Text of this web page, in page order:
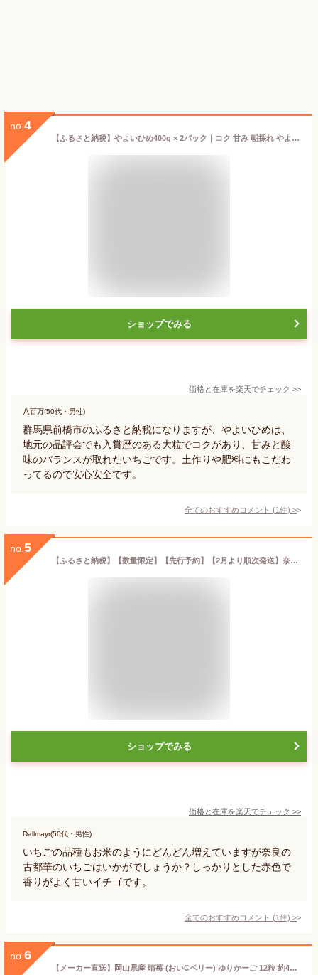
no. 4
【ふるさと納税】やよいひめ400g × 2パック｜コク 甘み 朝採れ やよいひめ 大粒 甘み 酸味 バランス 贈答用 新鮮 完熟 いちご 旬 苺 ストロベリー 産地直送 果汁 甘い あまい 人気 高評価 減農薬 美容 健康 旨味 高糖度 ごほうび 群馬県 前橋市 R3-26
ショップでみる
価格と在庫を楽天でチェック >>
八百万(50代・男性)
群馬県前橋市のふるさと納税になりますが、やよいひめは、
地元の品評会でも入賞歴のある大粒でコクがあり、甘みと酸
味のバランスが取れたいちごです。土作りや肥料にもこだわ
ってるので安心安全です。
全てのおすすめコメント (1件) >
no. 5
【ふるさと納税】【数量限定】【先行予約】【2月より順次発送】奈良県特産 高級ブランドいちご「古都華」 // いちご イチゴ 古都華 フルーツ 果物 旬 限定 ブランド
ショップでみる
価格と在庫を楽天でチェック >>
Dallmayr(50代・男性)
いちごの品種もお米のようにどんどん増えていますが奈良の
古都華のいちごはいかがでしょうか？しっかりとした赤色で
香りがよく甘いイチゴです。
全てのおすすめコメント (1件) >
no. 6
【メーカー直送】岡山県産 晴苺 (おいCベリー) ゆりかーご 12粒 約450-500g 大粒 はれいちご 岡山市サウスヴィレッジ 果物 朝採れ ジューシー 贈答用 贈り物 ギフト お土産 プレゼント お取り寄せ 送料込 (北海道、沖縄除く) 直送 くだもの やさしく包む容器